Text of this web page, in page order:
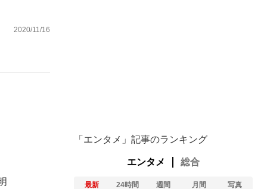
2020/11/16
「エンタメ」記事のランキング
エンタメ 総合
最新 24時間 週間 月間 写真